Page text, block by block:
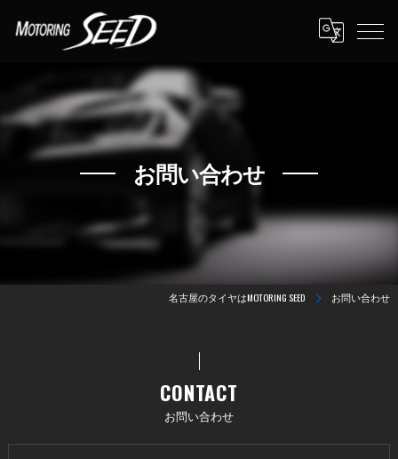
お問い合わせ
名古屋のタイヤはMOTORING SEED お問い合わせ
お問い合わせ
CONTACT